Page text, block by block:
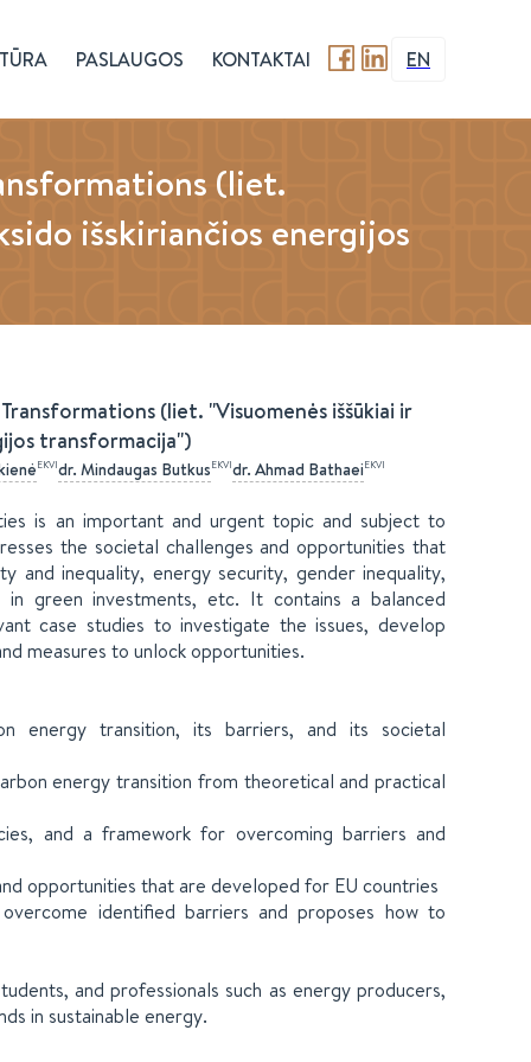
PASLAUGOS KONTAKTAI EN
(liet.
išskiriančios energijos
(liet. "Visuomenės iššūkiai ir
transformacija")
EKVIdr. Mindaugas ButkusEKVIdr. Ahmad BathaeiEKVI
is an important and urgent topic and subject to
the societal challenges and opportunities that
and inequality, energy security, gender inequality,
green investments, etc. It contains a balanced
case studies to investigate the issues, develop
measures to unlock opportunities.
energy transition, its barriers, and its societal
energy transition from theoretical and practical
and a framework for overcoming barriers and
opportunities that are developed for EU countries
identified barriers and proposes how to
and professionals such as energy producers,
in sustainable energy.